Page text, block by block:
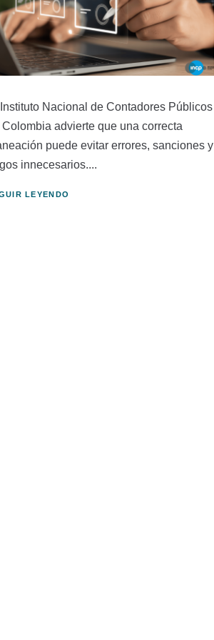
Nacional de Contadores Públicos
Colombia advierte que una correcta
puede evitar errores, sanciones y
innecesarios....
LEYENDO